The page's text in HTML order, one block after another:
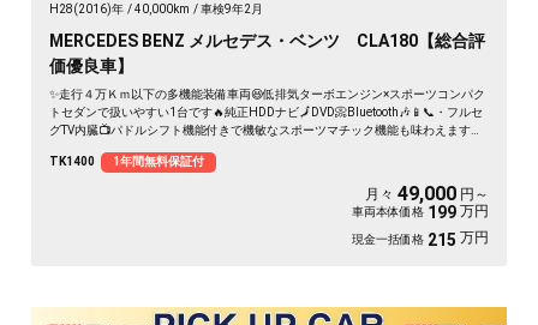
H28(2016)年 40,000km 車検9年2月
MERCEDES BENZ メルセデス・ベンツ CLA180【総合評
価優良車】
✨走行４万Ｋｍ以下の多機能装備車両😆低排気ターボエンジン×スポーツコンパク
トセダンで扱いやすい1台です🔥純正HDDナビ🗾DVD📀Bluetooth🎶📱📞・フルセ
グTV内臓📺パドルシフト機能付きで機敏なスポーツマチック機能も味わえます🏎
定性を提供いたします🚗月々4万円台～✨
TK1400 1年間無料保証付
月々 49,000 円～
車両本体価格 199 万円
現金一括価格 215 万円